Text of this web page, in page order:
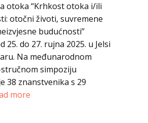
otoka “Krhkost otoka i/ili
otočni životi, suvremene
budućnosti”
25. do 27. rujna 2025. u Jelsi
Na međunarodnom
simpoziju
38 znanstvenika s 29
more